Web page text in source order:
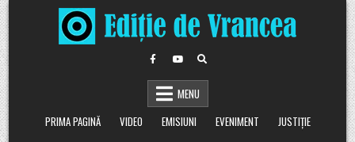
Skip
to
content
MENU
PRIMA PAGINĂ
VIDEO EMISIUNI EVENIMENT
JUSTIȚIE